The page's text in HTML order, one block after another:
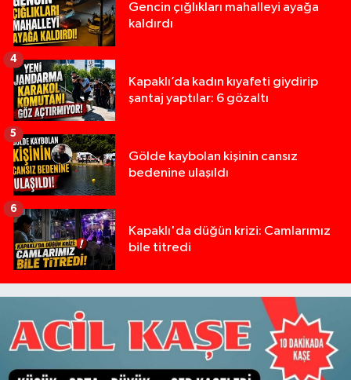
Gencin çığlıkları mahalleyi ayağa
kaldırdı
Kapaklı’da kadın kıyafeti giydirip
şantaj yaptılar: 6 gözaltı
4
Gölde kaybolan kişinin cansız
bedenine ulaşıldı
5
Kapaklı'da düğün krizi: Camlarımız
bile titredi
6